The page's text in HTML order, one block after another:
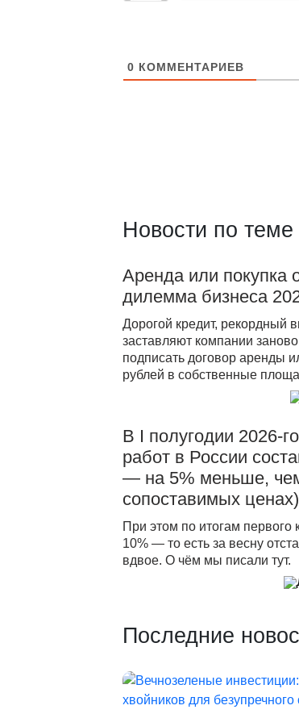
0 КОММЕНТАРИЕВ
Новости по теме
Аренда или покупка
дилемма бизнеса
Дорогой кредит, рекордный
заставляют компании
подписать договор аренды
рублей в собственные
В I полугодии 2026-
работ в России
— на 5% меньше,
сопоставимых ценах)
При этом по итогам первого
10% — то есть за весну
вдвое. О чём мы писали тут.
Последние